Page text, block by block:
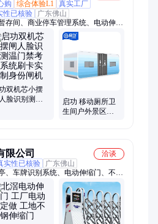
购 综合体验L1 真实工厂
性已核验
广东佛山
存间、商业停车管理系统、电动伸缩
慧园区管理系统、智慧营区管理系
浮门、电动段滑门、人脸识别通道
自助缴费机、岗亭
双机芯小摆
脸识别测温
启功 移动厕所卫
生间户外景区环
限公司
洽谈
实性已核验
广东佛山
、车牌识别系统、电动伸缩门、不锈
、治安岗亭、移动厕所、不锈钢旗
亭、垃圾分类亭